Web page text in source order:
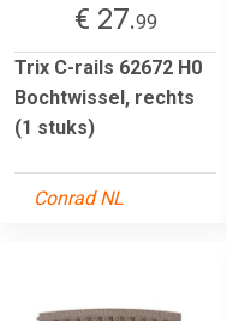
€ 27.99
Trix C-rails 62672 H0
Bochtwissel, rechts
(1 stuks)
Conrad NL